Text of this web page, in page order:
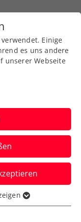
2024:
Titel
in Wien.
19.10.2024
Einige
es uns andere
unserer Webseite